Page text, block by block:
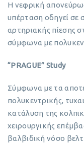
Η νεφρική
υπέρταση οδηγεί σε
αρτηριακής πίεσης
σύμφωνα με
“PRAGUE” Study
Σύμφωνα με τα
πολυκεντρικής,
κατάλυση της
χειρουργικής
βαλβιδική νόσο